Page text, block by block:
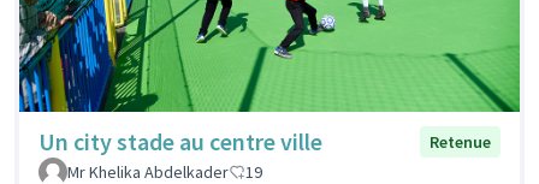
Un city stade au centre ville
Retenue
Mr Khelika Abdelkader
19